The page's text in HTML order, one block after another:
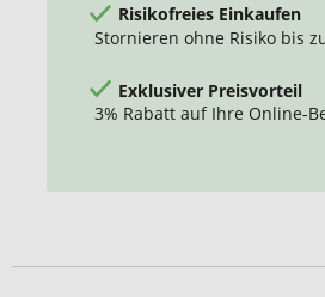
Risikofreies Einkaufen
Stornieren ohne Risiko bis
Exklusiver Preisvorteil
3% Rabatt auf Ihre Online-